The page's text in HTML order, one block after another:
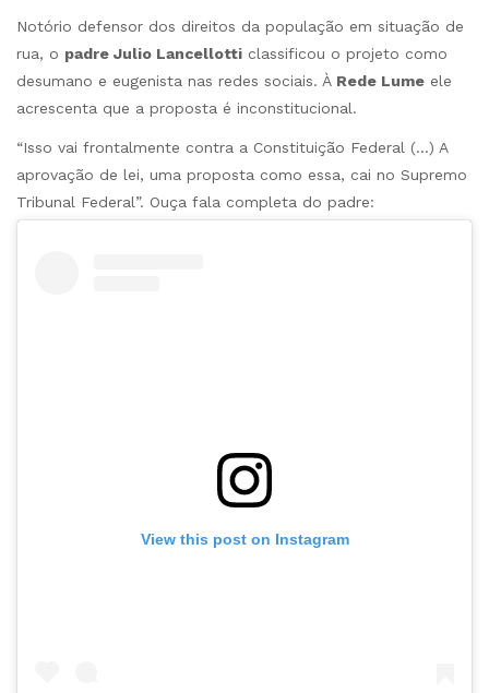
Notório defensor dos direitos da população em situação de
rua, o padre Julio Lancellotti classificou o projeto como
desumano e eugenista nas redes sociais. À Rede Lume ele
acrescenta que a proposta é inconstitucional.
“Isso vai frontalmente contra a Constituição Federal (…) A
aprovação de lei, uma proposta como essa, cai no Supremo
Tribunal Federal”. Ouça fala completa do padre:
View this post on Instagram